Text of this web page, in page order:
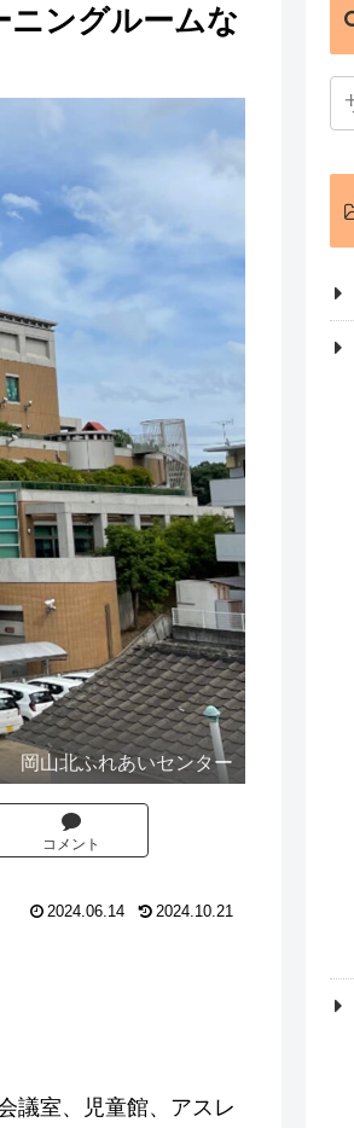
ニングルームな
岡山北ふれあいセンター
コメント
2024.06.14 2024.10.21
議室、児童館、アスレ